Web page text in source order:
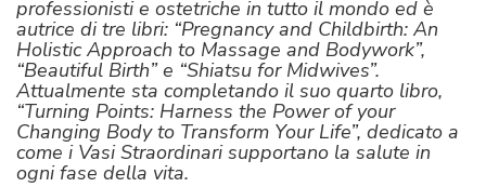
professionisti e ostetriche in tutto il mondo ed è
autrice di tre libri: “Pregnancy and Childbirth: An
Holistic Approach to Massage and Bodywork”,
“Beautiful Birth” e “Shiatsu for Midwives”.
Attualmente sta completando il suo quarto libro,
“Turning Points: Harness the Power of your
Changing Body to Transform Your Life”, dedicato a
come i Vasi Straordinari supportano la salute in
ogni fase della vita.